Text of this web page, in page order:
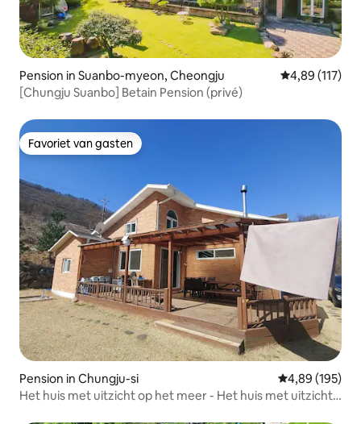
Pension in Suanbo-myeon, Cheongju Gemiddelde
4,89 (117)
[Chungju Suanbo] Betain Pension (privé)
Favoriet van gasten
Favoriet van gasten
Pension in Chungju-si Gemiddelde
4,89 (195)
Het huis met uitzicht op het meer - Het huis met uitzicht